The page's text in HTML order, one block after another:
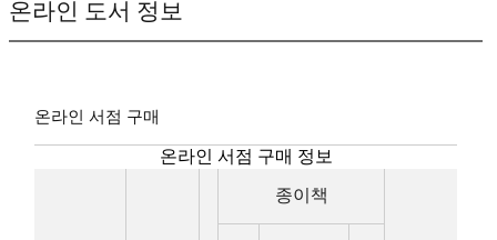
온라인 도서 정보
온라인 서점 구매
온라인 서점 구매 정보
종이책